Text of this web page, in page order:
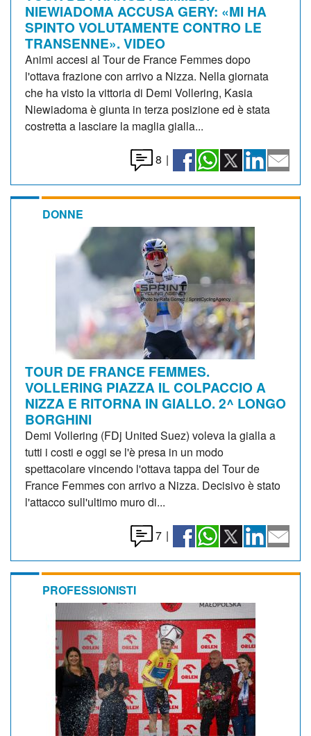
NIEWIADOMA ACCUSA GERY: «MI HA
SPINTO VOLUTAMENTE CONTRO LE
TRANSENNE». VIDEO
Animi accesi al Tour de France Femmes dopo
l'ottava frazione con arrivo a Nizza. Nella giornata
che ha visto la vittoria di Demi Vollering, Kasia
Niewiadoma è giunta in terza posizione ed è stata
costretta a lasciare la maglia gialla...
8 |
DONNE
TOUR DE FRANCE FEMMES.
VOLLERING PIAZZA IL COLPACCIO A
NIZZA E RITORNA IN GIALLO. 2^ LONGO
BORGHINI
Demi Vollering (FDj United Suez) voleva la gialla a
tutti i costi e oggi se l'è presa in un modo
spettacolare vincendo l'ottava tappa del Tour de
France Femmes con arrivo a Nizza. Decisivo è stato
l'attacco sull'ultimo muro di...
7 |
PROFESSIONISTI